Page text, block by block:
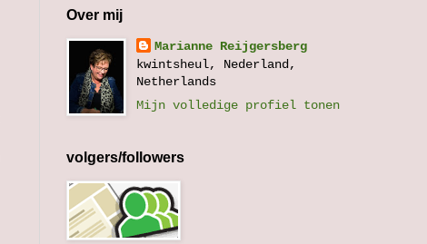
Over mij
Marianne Reijgersberg
kwintsheul, Nederland,
Netherlands
Mijn volledige profiel tonen
volgers/followers